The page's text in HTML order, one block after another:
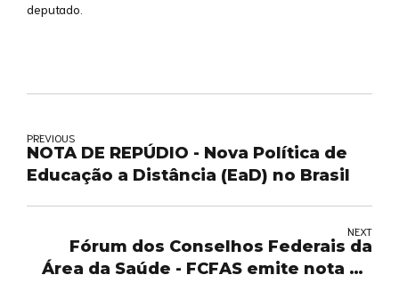
deputado.
PREVIOUS
NOTA DE REPÚDIO - Nova Política de
Educação a Distância (EaD) no Brasil
NEXT
Fórum dos Conselhos Federais da
Área da Saúde - FCFAS emite nota de